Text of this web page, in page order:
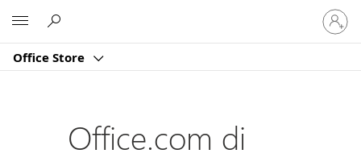
Office Store
Masuk
ke
akun
Office.com di